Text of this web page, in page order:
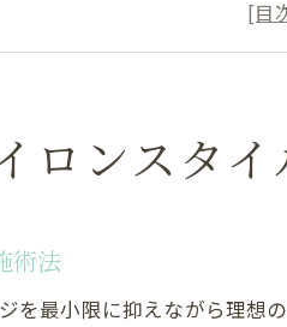
美容室アイロンが
メンズも安心の美
理想のツヤ髪を叶える
美容室でツヤ髪を
美容室のプロが実
ロンスタイ
術法
を最小限に抑えながら理想